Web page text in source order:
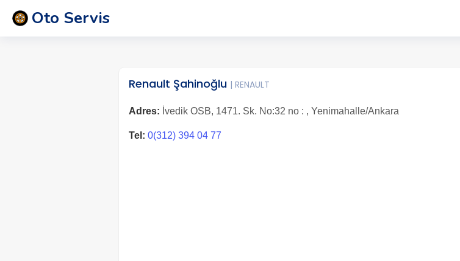
Oto Servis
Renault Şahinoğlu | RENAULT
Adres: İvedik OSB, 1471. Sk. No:32 no : , Yenimahalle/Ankara
Tel: 0(312) 394 04 77